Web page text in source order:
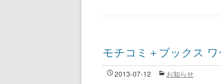
モチコミ＋ブックス
2013-07-12
お知らせ